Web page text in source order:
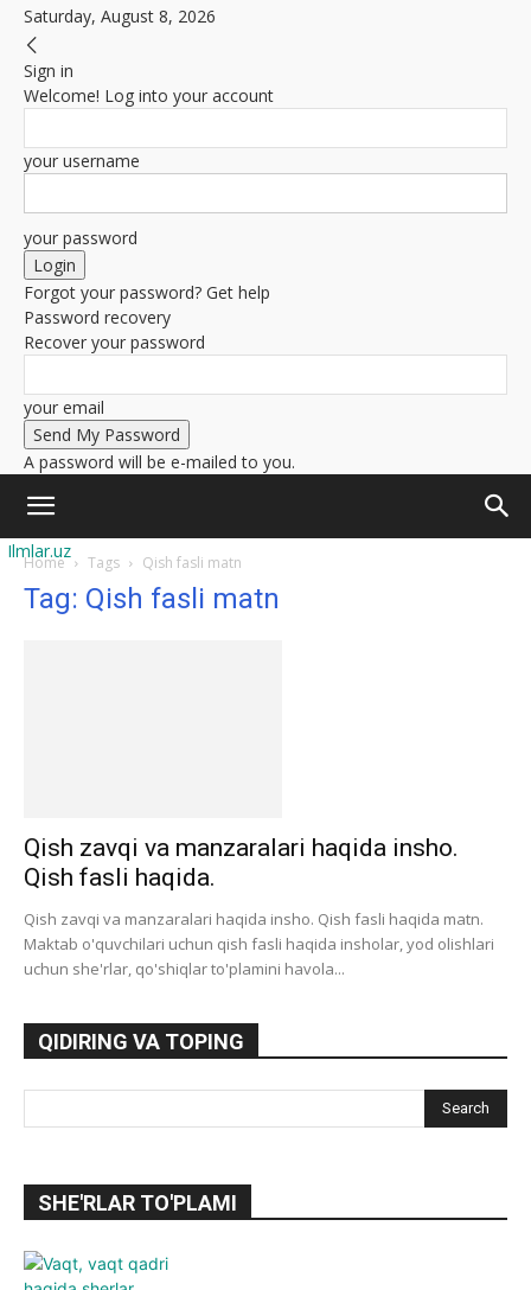
Saturday, August 8, 2026
Sign in
Welcome! Log into your account
your username
your password
Forgot your password? Get help
Password recovery
Recover your password
your email
A password will be e-mailed to you.
Ilmlar.uz
Home Tags Qish fasli matn
Tag: Qish fasli matn
Qish zavqi va manzaralari haqida insho.
Qish fasli haqida.
Qish zavqi va manzaralari haqida insho. Qish fasli haqida matn.
Maktab o'quvchilari uchun qish fasli haqida insholar, yod olishlari
uchun she'rlar, qo'shiqlar to'plamini havola...
QIDIRING VA TOPING
SHE'RLAR TO'PLAMI